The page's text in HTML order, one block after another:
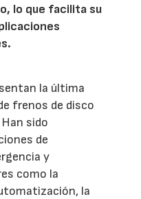
lo que facilita su
la última
frenos de disco
sido
de
y
como la
la